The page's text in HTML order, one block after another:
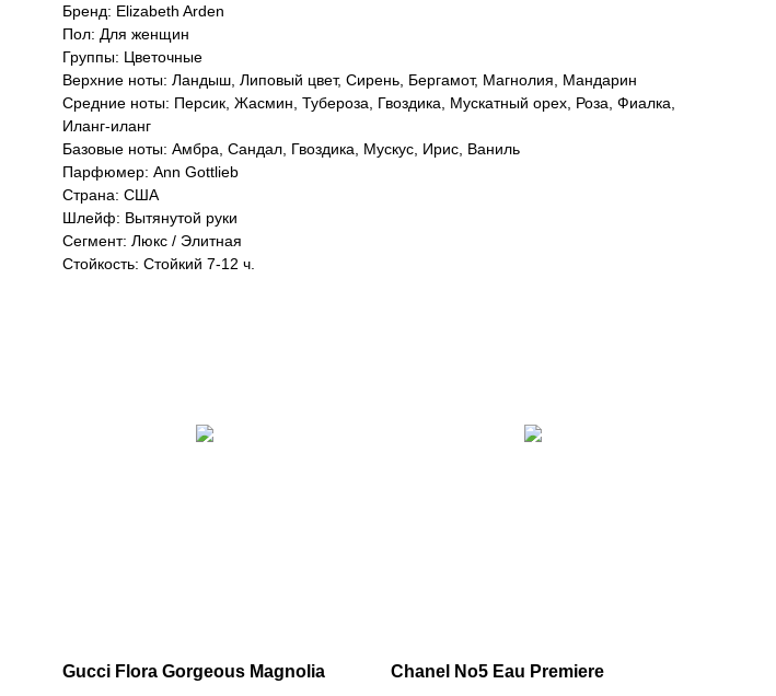
Бренд: Elizabeth Arden
Пол: Для женщин
Группы: Цветочные
Верхние ноты: Ландыш, Липовый цвет, Сирень, Бергамот, Магнолия, Мандарин
Средние ноты: Персик, Жасмин, Тубероза, Гвоздика, Мускатный орех, Роза, Фиалка,
Иланг-иланг
Базовые ноты: Амбра, Сандал, Гвоздика, Мускус, Ирис, Ваниль
Парфюмер: Ann Gottlieb
Страна: США
Шлейф: Вытянутой руки
Сегмент: Люкс / Элитная
Стойкость: Стойкий 7-12 ч.
Gucci Flora Gorgeous Magnolia Chanel No5 Eau Premiere